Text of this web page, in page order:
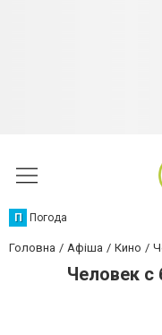
П Погода
Головна Афіша Кино
Человек с